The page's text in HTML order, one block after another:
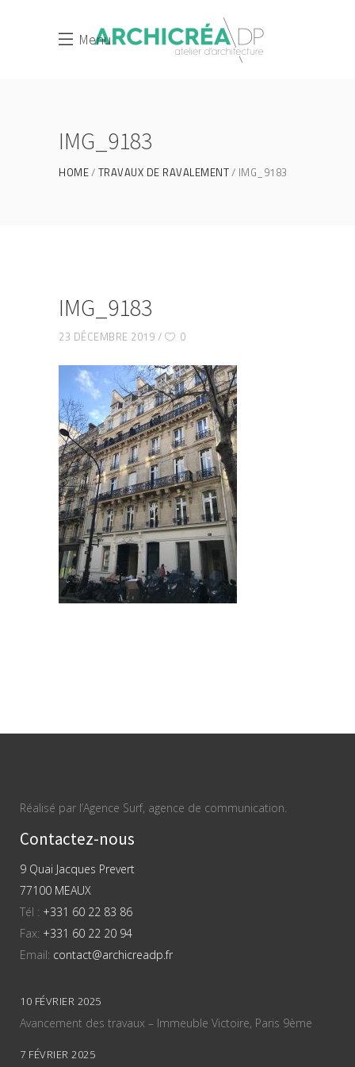
Menu
IMG_9183
HOME TRAVAUX DE RAVALEMENT IMG_9183
IMG_9183
23 DÉCEMBRE 2019 0
Réalisé par l’Agence Surf, agence de communication.
Contactez-nous
9 Quai Jacques Prevert
77100 MEAUX
Tél : +331 60 22 83 86
Fax: +331 60 22 20 94
Email: contact@archicreadp.fr
10 FÉVRIER 2025
Avancement des travaux – Immeuble Victoire, Paris 9ème
7 FÉVRIER 2025